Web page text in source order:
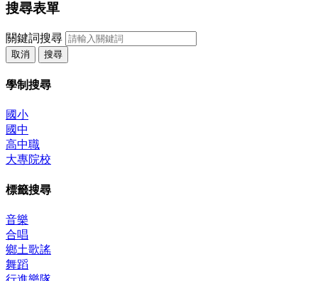
搜尋表單
關鍵詞搜尋
取消 搜尋
學制搜尋
國小
國中
高中職
大專院校
標籤搜尋
音樂
合唱
鄉土歌謠
舞蹈